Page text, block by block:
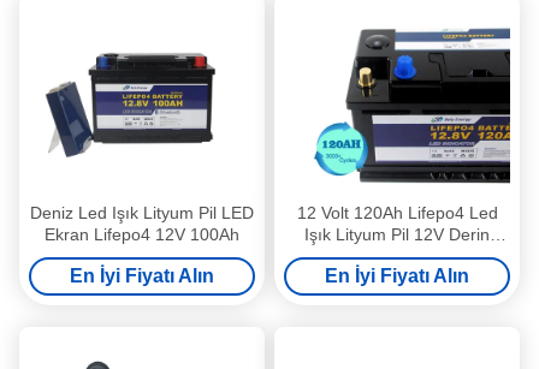
Deniz Led Işık Lityum Pil LED
Ekran Lifepo4 12V 100Ah
En İyi Fiyatı Alın
12 Volt 120Ah Lifepo4 Led
Işık Lityum Pil 12V Derin
Döngü Şarj Edilebilir Pil
En İyi Fiyatı Alın